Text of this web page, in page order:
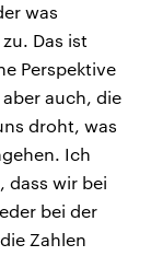
was
Das ist
Perspektive
auch, die
droht, was
Ich
dass wir bei
bei der
Zahlen